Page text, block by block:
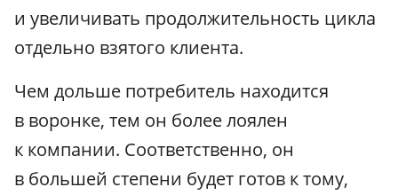
и увеличивать продолжительность цикла
отдельно взятого клиента.
Чем дольше потребитель находится
в воронке, тем он более лоялен
к компании. Соответственно, он
в большей степени будет готов к тому,